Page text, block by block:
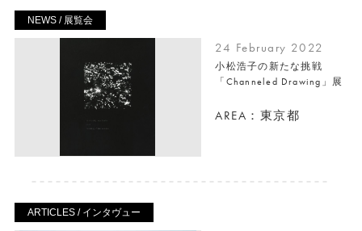
NEWS / 展覧会
24 February 2022
小松浩子の新たな挑戦
「Channeled Drawing」展
AREA：東京都
ARTICLES / インタヴュー